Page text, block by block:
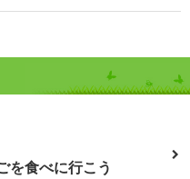
を食べに行こう